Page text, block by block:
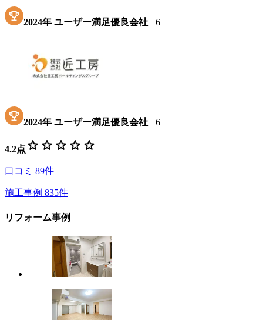
2024年 ユーザー満足優良会社 +6
2024年 ユーザー満足優良会社 +6
4.2点 star star star star star
口コミ 89件
施工事例 835件
リフォーム事例